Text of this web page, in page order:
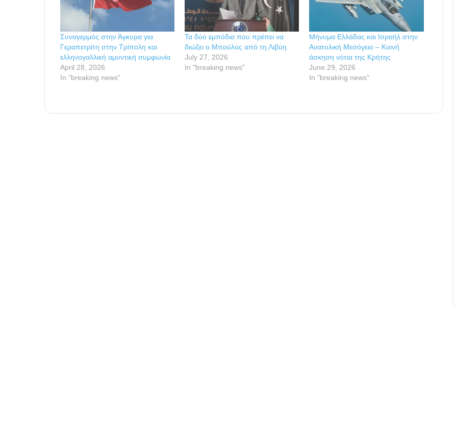
Συναγερμός στην Άγκυρα για
Γεραπετρίτη στην Τρίπολη και
ελληνογαλλική αμυντική συμφωνία
April 28, 2026
In "breaking news"
Τα δύο εμπόδια που πρέπει να
διώξει ο Μπούλος από τη Λιβύη
July 27, 2026
In "breaking news"
Μήνυμα Ελλάδας και Ισραήλ στην
Ανατολική Μεσόγειο – Κοινή
άσκηση νότια της Κρήτης
June 29, 2026
In "breaking news"